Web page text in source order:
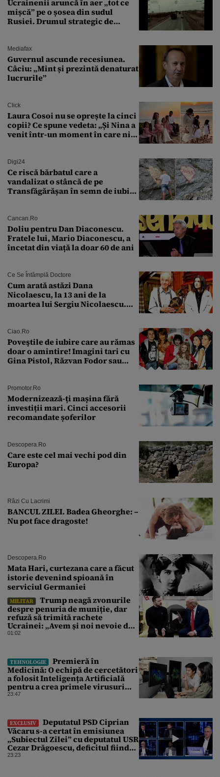
Ucrainenii aruncă în aer „tot ce
mișcă” pe o șosea din sudul
Rusiei. Drumul strategic de
Mediafax
Guvernul ascunde recesiunea.
Câciu: „Mint și prezintă denaturat
lucrurile”
Click
Laura Cosoi nu se oprește la cinci
copii? Ce spune vedeta: „Și Nina a
venit într-un moment în care nici
Digi24
Ce riscă bărbatul care a
vandalizat o stâncă de pe
Transfăgărășan în semn de iubire
Cancan.ro
Doliu pentru Dan Diaconescu.
Fratele lui, Mario Diaconescu, a
încetat din viață la doar 60 de ani
Ce Se Întâmplă Doctore
Cum arată astăzi Dana
Nicolaescu, la 13 ani de la
moartea lui Sergiu Nicolaescu.
Ciao.ro
Poveştile de iubire care au rămas
doar o amintire! Imagini tari cu
Gina Pistol, Răzvan Fodor sau
Promotor.ro
Modernizează-ți mașina fără
investiții mari. Cinci accesorii
recomandate șoferilor
Descopera.ro
Care este cel mai vechi pod din
Europa?
Râzi Cu Lacrimi
BANCUL ZILEI. Badea Gheorghe: –
Nu pot face dragoste!
Descopera.ro
Mata Hari, curtezana care a făcut
istorie devenind spioană în
serviciul Germaniei
MILITAR
Trump neagă zvonurile
despre penuria de muniție, dar
refuză să trimită rachete
Ucrainei: „Avem și noi nevoie de
rachete”
01:02
TEHNOLOGIE
Premieră în
Medicină: O echipă de cercetători
a folosit Inteligența Artificială
pentru a crea primele virusuri
sintetice la tratarea de E.coli
23:47
EXCLUSIV
Deputatul PSD Ciprian
Văcaru s-a certat în emisiunea
„Subiectul Zilei” cu deputatul USR
Cezar Drăgoescu, deficitul fiind
motivul scandalului
23:23